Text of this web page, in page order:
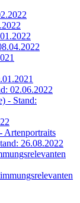
02.06.2022
- Stand:
Artenportraits
26.08.2022